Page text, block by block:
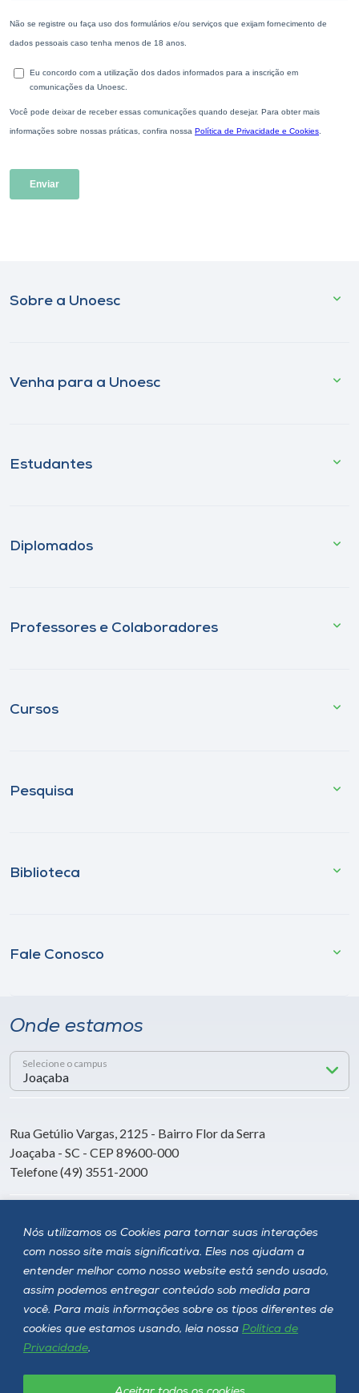
Nós utilizamos os Cookies para tornar suas interações
com nosso site mais significativa. Eles nos ajudam a
entender melhor como nosso website está sendo usado,
assim podemos entregar conteúdo sob medida para
você. Para mais informações sobre os tipos diferentes de
cookies que estamos usando, leia nossa Política de
Privacidade.
Sobre a Unoesc
Venha para a Unoesc
Estudantes
Diplomados
Professores e Colaboradores
Cursos
Pesquisa
Biblioteca
Fale Conosco
Onde estamos
Selecione o campus
Rua Getúlio Vargas, 2125 - Bairro Flor da Serra
Joaçaba - SC - CEP 89600-000
Telefone (49) 3551-2000
Siga a Unoesc